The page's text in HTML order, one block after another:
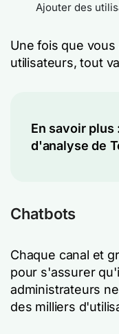
Ajouter des
Une fois que
utilisateurs, tout
En savoir plus
d'analyse de
Chatbots
Chaque canal et
pour s'assurer
administrateurs
des milliers